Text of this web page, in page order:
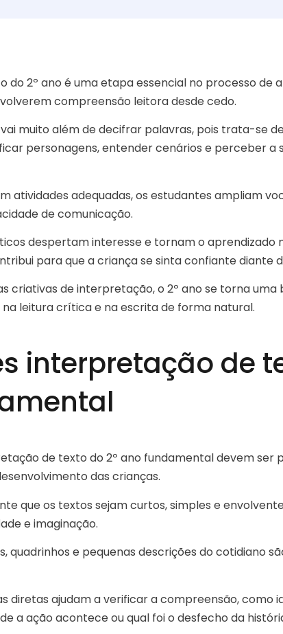
2º ano é uma etapa essencial no processo de
compreensão leitora desde cedo.
muito além de decifrar palavras, pois trata-se
personagens, entender cenários e perceber a
atividades adequadas, os estudantes ampliam
de comunicação.
despertam interesse e tornam o aprendizado
para que a criança se sinta confiante diante
criativas de interpretação, o 2º ano se torna uma
na leitura crítica e na escrita de forma natural.
interpretação de
de texto do 2º ano fundamental devem ser
das crianças.
que os textos sejam curtos, simples e
e imaginação.
quadrinhos e pequenas descrições do cotidiano
diretas ajudam a verificar a compreensão, como
a ação acontece ou qual foi o desfecho da